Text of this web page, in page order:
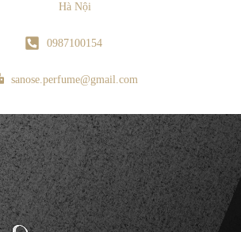
Hà Nội
0987100154
sanose.perfume@gmail.com